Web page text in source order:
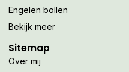
Engelen bollen
Bekijk meer
Sitemap
Over mij